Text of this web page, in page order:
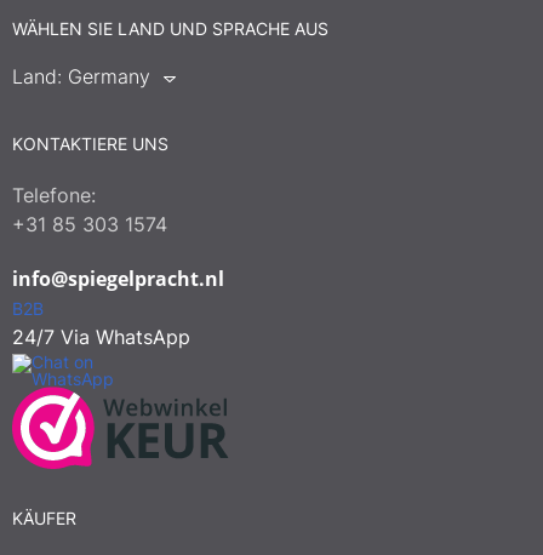
WÄHLEN SIE LAND UND SPRACHE AUS
Land: Germany
KONTAKTIERE UNS
Telefone:
+31 85 303 1574
info@spiegelpracht.nl
B2B
24/7 Via WhatsApp
KÄUFER